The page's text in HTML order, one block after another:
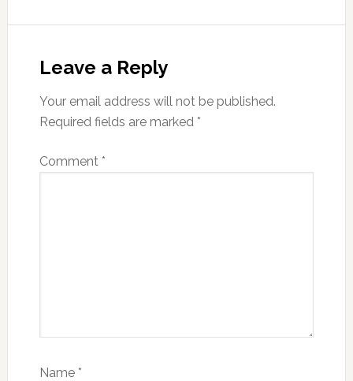
Interactions
Leave a Reply
Your email address will not be published.
Required fields are marked *
Comment *
Name *